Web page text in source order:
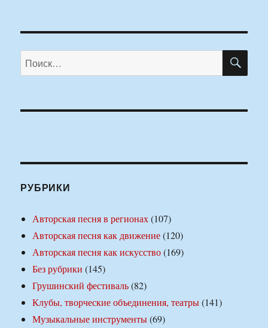
Искать:
РУБРИКИ
Авторская песня в регионах(107)
Авторская песня как движение(120)
Авторская песня как искусство(169)
Без рубрики (145)
Грушинский фестиваль(82)
Клубы, творческие объединения, театры(141)
Музыкальные инструменты(69)